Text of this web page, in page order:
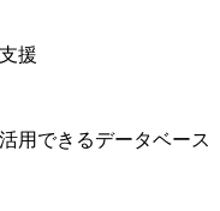
援
用できるデータベース